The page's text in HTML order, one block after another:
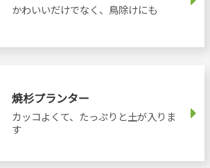
かわいいだけでなく、鳥除けにも
焼杉プランター
カッコよくて、たっぷりと土が入りま
す